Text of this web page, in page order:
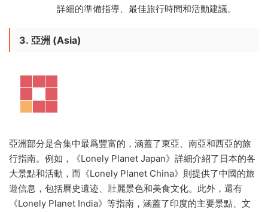
詳細的準備指導、最佳旅行時間和活動建議。
3. 亞洲 (Asia)
亞洲部分是合集中最爲豐富的，涵蓋了東亞、南亞和西亞的旅
行指南。例如，《Lonely Planet Japan》詳細介紹了日本的各
大景點和活動，而《Lonely Planet China》則提供了中國的旅
遊信息，包括曆史遺迹、壯麗景色和美食文化。此外，還有
《Lonely Planet India》等指南，涵蓋了印度的主要景點、文